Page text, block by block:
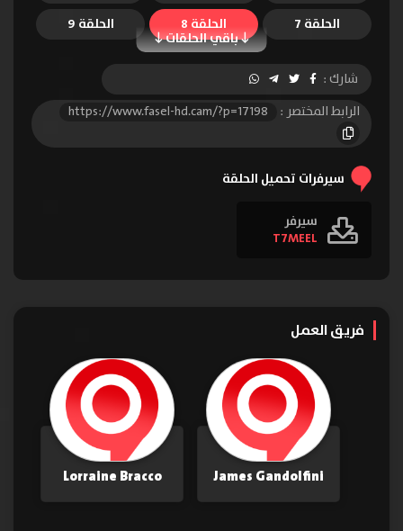
باقي الحلقات
الحلقة 7 الحلقة 8
الحلقة 9
شارك :
الرابط المختصر :
https://www.fasel-hd.cam/?p=17198
سيرفرات تحميل الحلقة
سيرفر
T7MEEL
فريق العمل
James Gandolfini
Lorraine Bracco